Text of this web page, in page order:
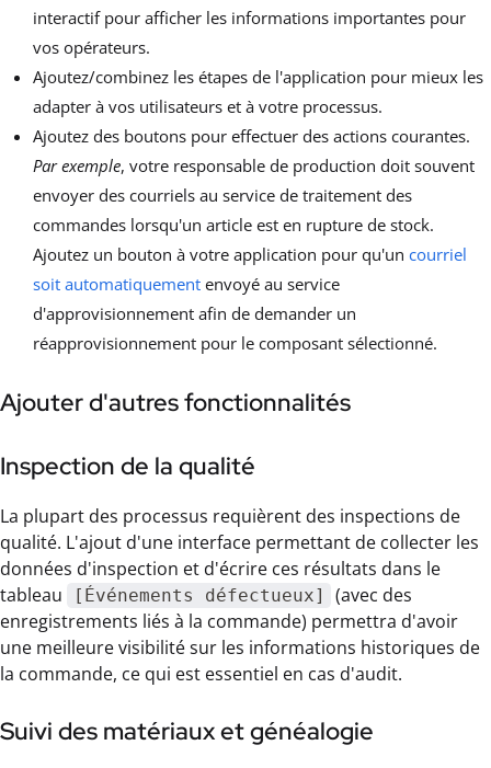
interactif pour afficher les informations importantes pour
vos opérateurs.
Ajoutez/combinez les étapes de l'application pour mieux les
adapter à vos utilisateurs et à votre processus.
Ajoutez des boutons pour effectuer des actions courantes.
Par exemple, votre responsable de production doit souvent
envoyer des courriels au service de traitement des
commandes lorsqu'un article est en rupture de stock.
Ajoutez un bouton à votre application pour qu'un courriel
soit automatiquement envoyé au service
d'approvisionnement afin de demander un
réapprovisionnement pour le composant sélectionné.
Ajouter d'autres fonctionnalités
Inspection de la qualité
La plupart des processus requièrent des inspections de
qualité. L'ajout d'une interface permettant de collecter les
données d'inspection et d'écrire ces résultats dans le
tableau
[Événements défectueux]
(avec des
enregistrements liés à la commande) permettra d'avoir
une meilleure visibilité sur les informations historiques de
la commande, ce qui est essentiel en cas d'audit.
Suivi des matériaux et généalogie